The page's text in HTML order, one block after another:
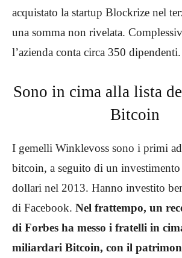
acquistato la startup Blockrize nel
una somma non rivelata.
l’azienda conta circa 350 dipendenti.
Sono in cima alla lista
Bitcoin
I gemelli Winklevoss sono i primi
bitcoin, a seguito di un
dollari nel 2013. Hanno investito
di Facebook. Nel frattempo, un
di Forbes ha messo i fratelli in
miliardari Bitcoin, con il